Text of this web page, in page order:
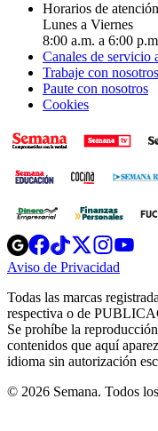
Horarios de atención
Lunes a Viernes
8:00 a.m. a 6:00
Canales de servicio
Trabaje con nosotros
Paute con nosotros
Cookies
Opens
in
new
Opens
in
new
Opens
in
new
window
Opens
new
window
Aviso de Privacidad
new
Todas las marcas
respectiva o de
Se prohíbe la
contenidos que aquí
idioma sin autorización
© 2026 Semana. Todos